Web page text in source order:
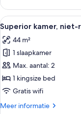
View)
laden
kamer,
niet-
roken,
uitzicht
op
de
stad
(Deluxe,
Palace
View)
Alle
foto's
voor
Superior
kamer,
niet-
roken
laden
3
Superior kamer, niet-
44 m²
1 slaapkamer
Max. aantal: 2
1 kingsize bed
Gratis wifi
Meer informatie
Meer